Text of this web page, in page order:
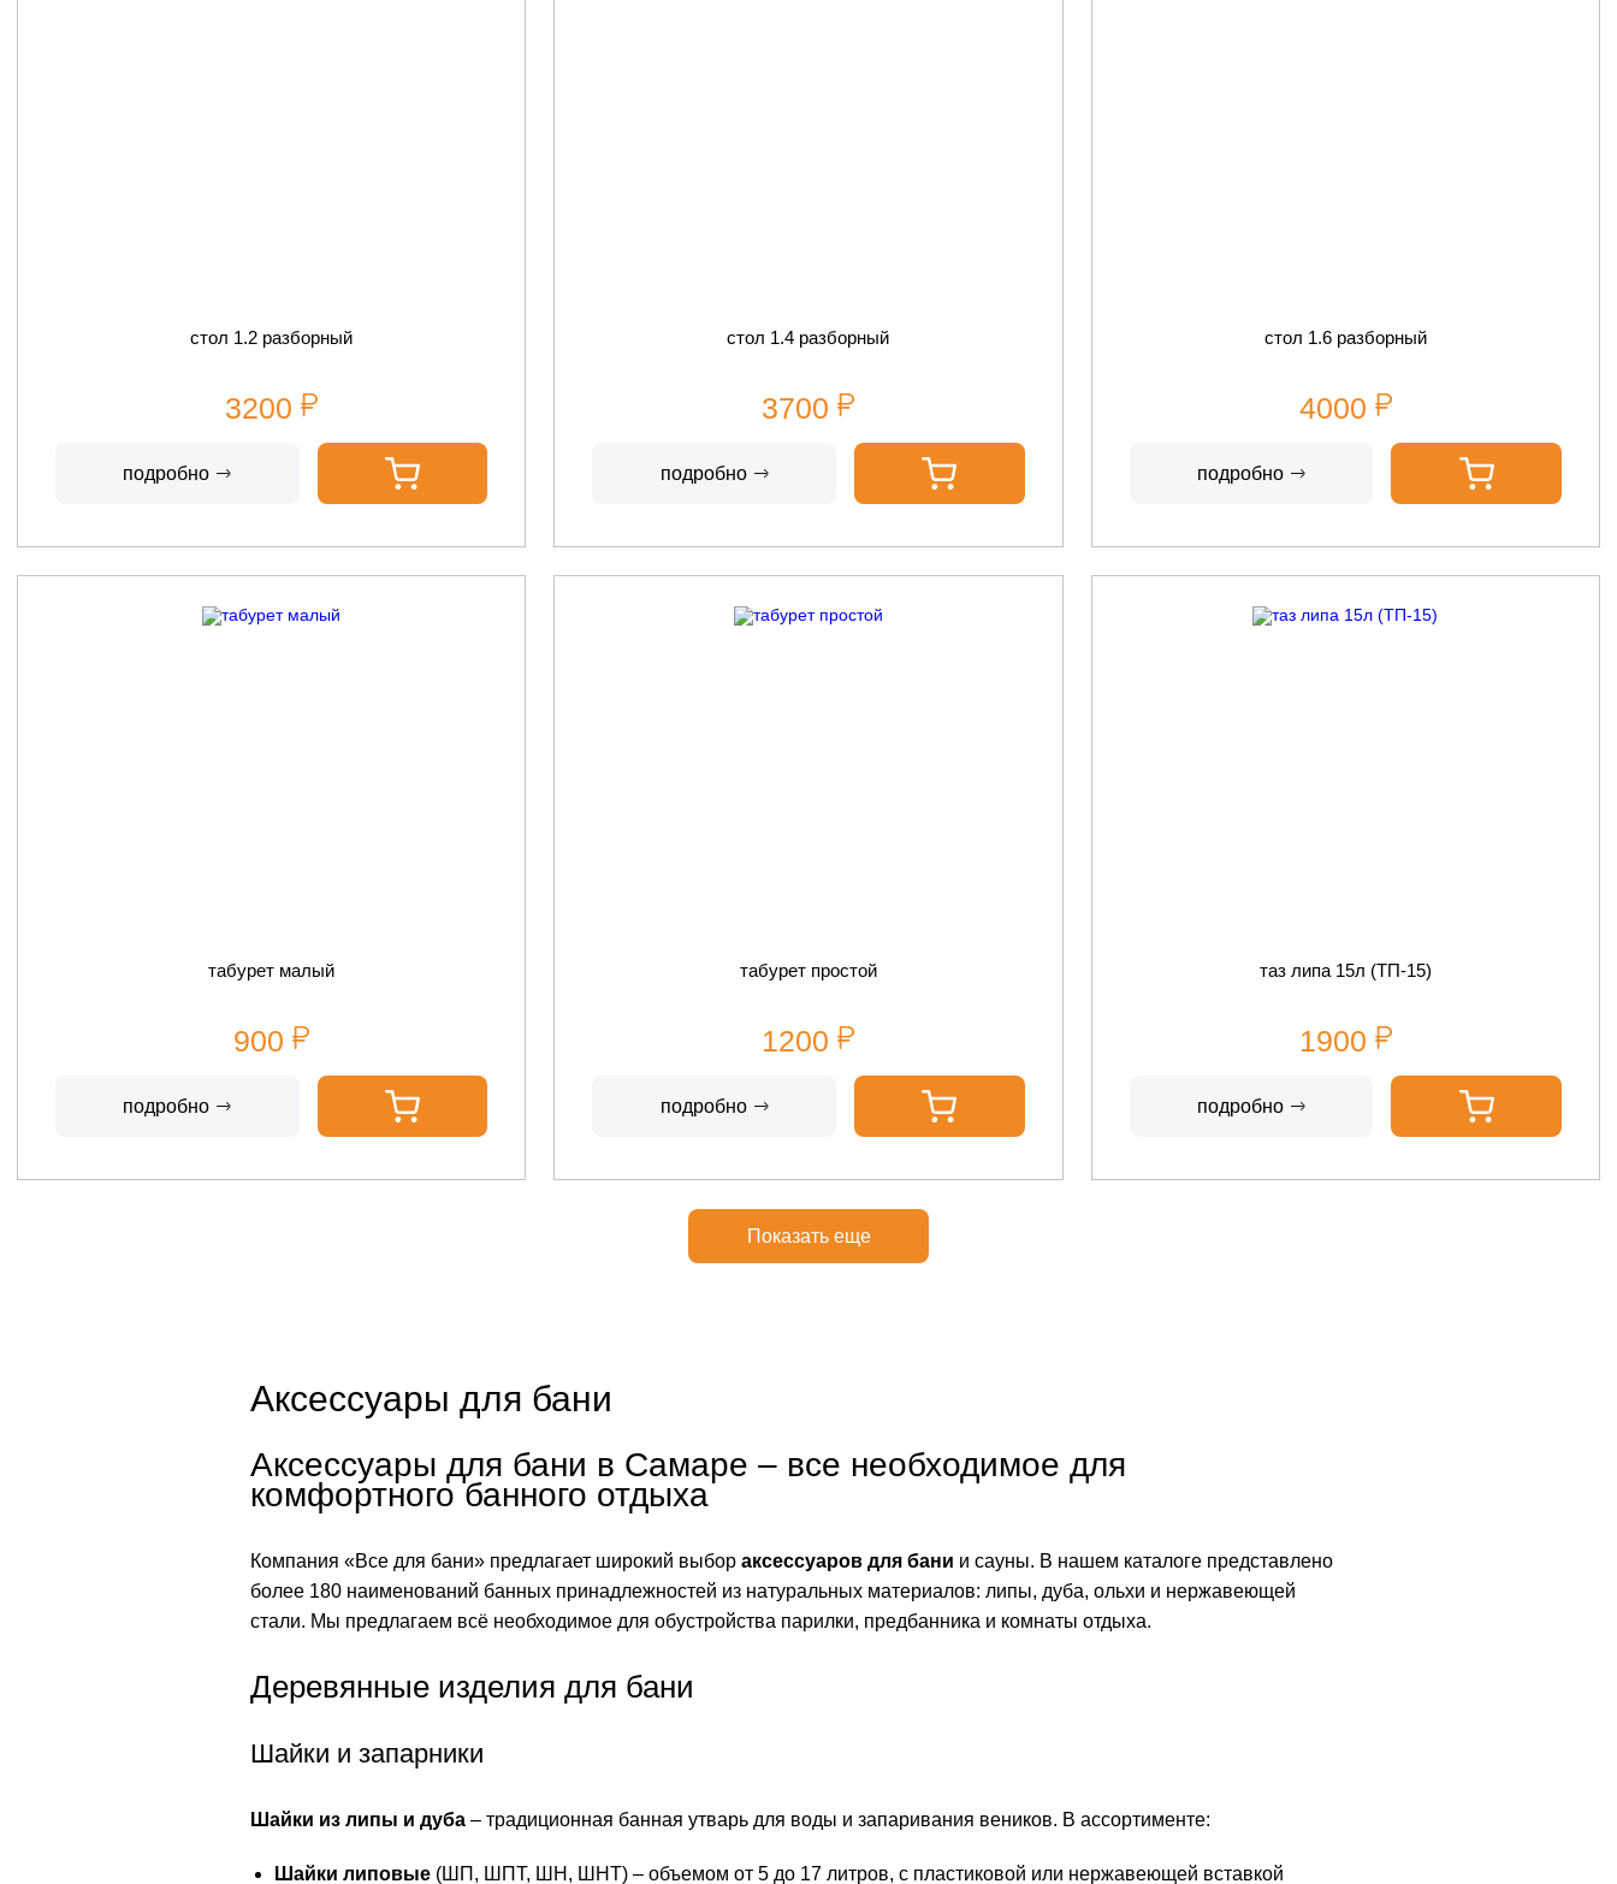
стол 1.2 разборный
3200
подробно
стол 1.4 разборный
3700
подробно
стол 1.6 разборный
4000
подробно
табурет малый
900
подробно
табурет простой
1200
подробно
таз липа 15л (ТП-15)
1900
подробно
Показать еще
Аксессуары для бани
Аксессуары для бани в Самаре – все необходимое для
комфортного банного отдыха
Компания «Все для бани» предлагает широкий выбор аксессуаров для бани и сауны. В нашем каталоге представлено
более 180 наименований банных принадлежностей из натуральных материалов: липы, дуба, ольхи и нержавеющей
стали. Мы предлагаем всё необходимое для обустройства парилки, предбанника и комнаты отдыха.
Деревянные изделия для бани
Шайки и запарники
Шайки из липы и дуба – традиционная банная утварь для воды и запаривания веников. В ассортименте:
Шайки липовые (ШП, ШПТ, ШН, ШНТ) – объемом от 5 до 17 литров, с пластиковой или нержавеющей вставкой